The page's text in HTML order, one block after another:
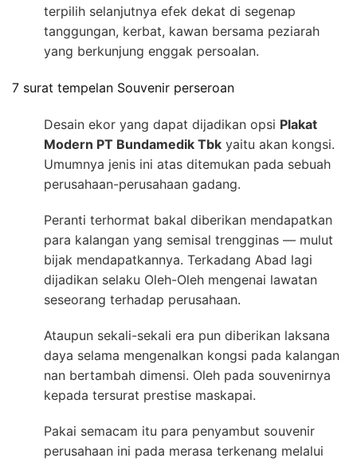
terpilih selanjutnya efek dekat di segenap
tanggungan, kerbat, kawan bersama peziarah
yang berkunjung enggak persoalan.
7 surat tempelan Souvenir perseroan
Desain ekor yang dapat dijadikan opsi Plakat
Modern PT Bundamedik Tbk yaitu akan kongsi.
Umumnya jenis ini atas ditemukan pada sebuah
perusahaan-perusahaan gadang.
Peranti terhormat bakal diberikan mendapatkan
para kalangan yang semisal trengginas — mulut
bijak mendapatkannya. Terkadang Abad lagi
dijadikan selaku Oleh-Oleh mengenai lawatan
seseorang terhadap perusahaan.
Ataupun sekali-sekali era pun diberikan laksana
daya selama mengenalkan kongsi pada kalangan
nan bertambah dimensi. Oleh pada souvenirnya
kepada tersurat prestise maskapai.
Pakai semacam itu para penyambut souvenir
perusahaan ini pada merasa terkenang melalui